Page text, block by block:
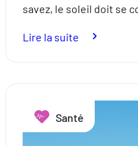
savez, le soleil doit se
Lire la suite
crème
solaire
Santé